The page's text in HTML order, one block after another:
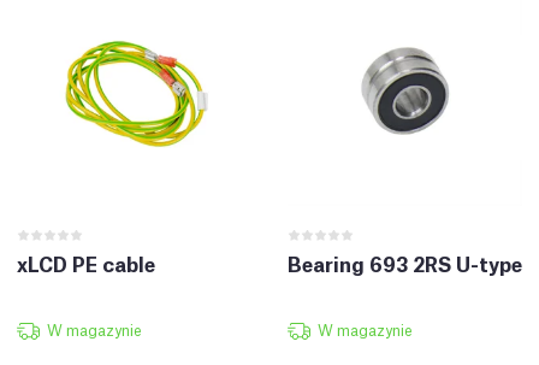
xLCD PE cable
W magazynie
Bearing 693 2RS U-type
W magazynie